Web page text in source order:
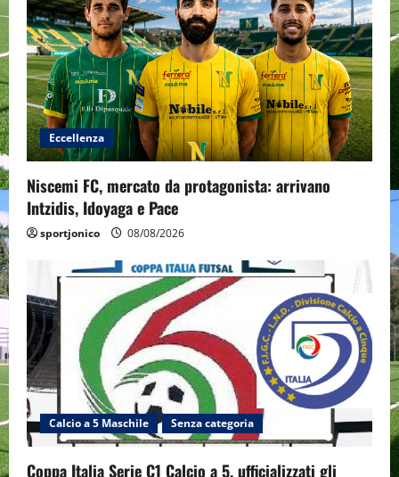
Eccellenza
Niscemi FC, mercato da protagonista: arrivano
Intzidis, Idoyaga e Pace
sportjonico 08/08/2026
Calcio a 5 Maschile Senza categoria
Coppa Italia Serie C1 Calcio a 5, ufficializzati gli